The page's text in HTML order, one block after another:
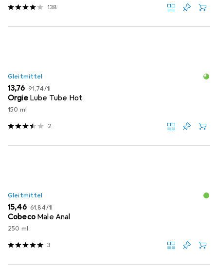
138
Gleitmittel
EUR
13,76 EUR
91,74/1l
Orgie Lube Tube Hot
150 ml
2
Gleitmittel
EUR
15,46 EUR
61,84/1l
Cobeco Male Anal
250 ml
3